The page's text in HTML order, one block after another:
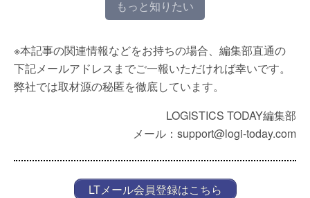
もっと知りたい
※本記事の関連情報などをお持ちの場合、編集部直通の
下記メールアドレスまでご一報いただければ幸いです。
弊社では取材源の秘匿を徹底しています。
LOGISTICS TODAY編集部
メール：support@logi-today.com
LTメール会員登録はこちら